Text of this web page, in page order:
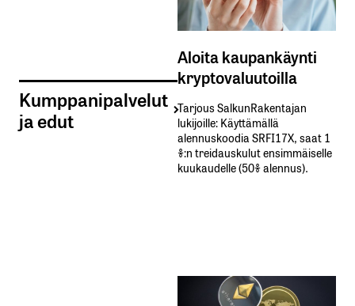
Kumppanipalvelut
ja edut
Aloita kaupankäynti
kryptovaluutoilla
Tarjous SalkunRakentajan
lukijoille: Käyttämällä​ ​
alennuskoodia​ ​SRFI17X,​ ​saat​ ​1
%:n treidauskulut​ ​ensimmäiselle​ ​
kuukaudelle​ ​(50%​ ​alennus).